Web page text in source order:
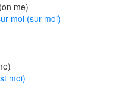
me)
moi (sur moi)
moi)